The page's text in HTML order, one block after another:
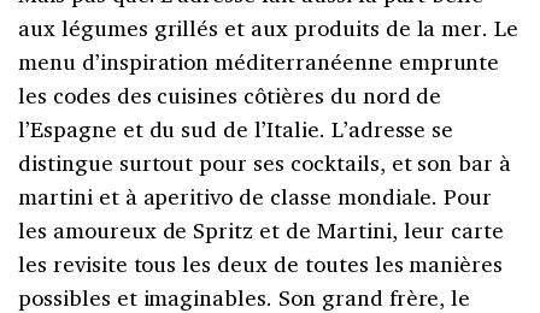
aux légumes grillés et aux produits de la mer. Le
menu d’inspiration méditerranéenne emprunte
les codes des cuisines côtières du nord de
l’Espagne et du sud de l’Italie. L’adresse se
distingue surtout pour ses cocktails, et son bar à
martini et à aperitivo de classe mondiale. Pour
les amoureux de Spritz et de Martini, leur carte
les revisite tous les deux de toutes les manières
possibles et imaginables. Son grand frère, le